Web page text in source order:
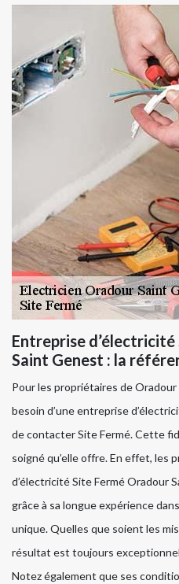
Entreprise
Saint Genest : la
Pour les propriétaires de
besoin d’une entreprise
de contacter Site Fermé. Cette
soigné qu’elle offre. En effet, les
d’électricité Site Fermé Oradour
grâce à sa longue expérience
unique. Quelles que soient les
résultat est toujours
Notez également que ses